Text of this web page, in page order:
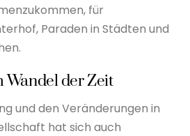
für
Paraden in Städten und
Wandel der Zeit
und den Veränderungen in
hat sich auch